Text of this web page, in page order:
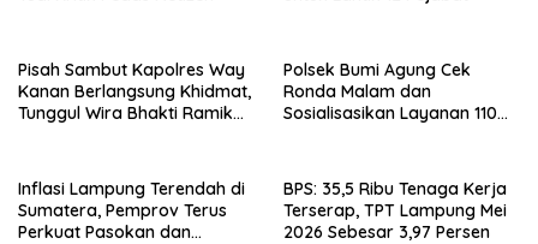
Pisah Sambut Kapolres Way
Kanan Berlangsung Khidmat,
Tunggul Wira Bhakti Ramik
Polsek Bumi Agung Cek
Ronda Malam dan
Sosialisasikan Layanan 110
Inflasi Lampung Terendah di
Sumatera, Pemprov Terus
Perkuat Pasokan dan
BPS: 35,5 Ribu Tenaga Kerja
Terserap, TPT Lampung Mei
2026 Sebesar 3,97 Persen